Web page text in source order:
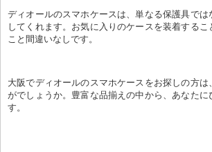
ディオールのスマホケースは、単なる保護具で
してくれます。お気に入りのケースを装着する
こと間違いなしです。
大阪でディオールのスマホケースをお探しの方は
がでしょうか。豊富な品揃えの中から、あなた
す。